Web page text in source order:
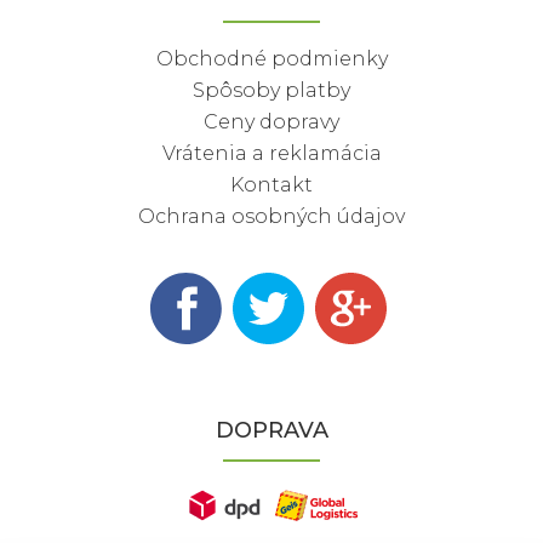
Obchodné podmienky
Spôsoby platby
Ceny dopravy
Vrátenia a reklamácia
Kontakt
Ochrana osobných údajov
DOPRAVA